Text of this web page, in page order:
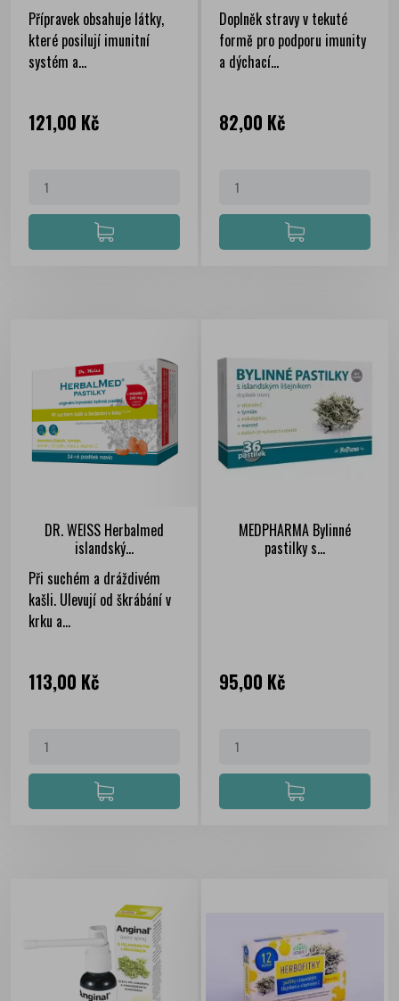
Přípravek obsahuje látky,
které posilují imunitní
systém a...
Cena
121,00 Kč
Doplněk stravy v tekuté
formě pro podporu imunity
a dýchací...
Cena
82,00 Kč
DR. WEISS Herbalmed
islandský...
Při suchém a dráždivém
kašli. Ulevují od škrábání v
krku a...
Cena
113,00 Kč
MEDPHARMA Bylinné
pastilky s...
Cena
95,00 Kč